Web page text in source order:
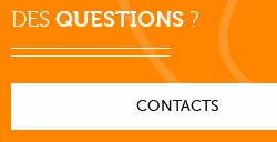
DES QUESTIONS ?
CONTACTS